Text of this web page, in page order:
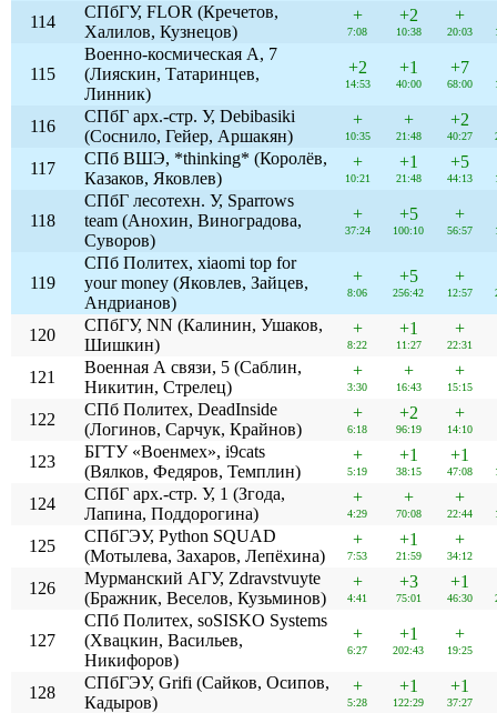
114
СПбГУ, FLOR (Кречетов,
Халилов, Кузнецов)
+
7:08
+2
10:38
+
20:03
115
Военно-космическая А, 7
(Лияскин, Татаринцев,
Линник)
+2
14:53
+1
40:00
+7
68:00
116
СПбГ арх.-стр. У, Debibasiki
(Соснило, Гейер, Аршакян)
+
10:35
+
21:48
+2
40:27
117
СПб ВШЭ, *thinking* (Королёв,
Казаков, Яковлев)
+
10:21
+1
21:48
+5
44:13
118
СПбГ лесотехн. У, Sparrows
team (Анохин, Виноградова,
Суворов)
+
37:24
+5
100:10
+
56:57
119
СПб Политех, xiaomi top for
your money (Яковлев, Зайцев,
Андрианов)
+
8:06
+5
256:42
+
12:57
120
СПбГУ, NN (Калинин, Ушаков,
Шишкин)
+
8:22
+1
11:27
+
22:31
121
Военная А связи, 5 (Саблин,
Никитин, Стрелец)
+
3:30
+
16:43
+
15:15
122
СПб Политех, DeadInside
(Логинов, Сарчук, Крайнов)
+
6:18
+2
96:19
+
14:10
123
БГТУ «Военмех», i9cats
(Вялков, Федяров, Темплин)
+
5:19
+1
38:15
+1
47:08
124
СПбГ арх.-стр. У, 1 (Згода,
Лапина, Поддорогина)
+
4:29
+
70:08
+
22:44
125
СПбГЭУ, Python SQUAD
(Мотылева, Захаров, Лепёхина)
+
7:53
+1
21:59
+
34:12
126
Мурманский АГУ, Zdravstvuyte
(Бражник, Веселов, Кузьминов)
+
4:41
+3
75:01
+1
46:30
127
СПб Политех, soSISKO Systems
(Хвацкин, Васильев,
Никифоров)
+
6:27
+1
202:43
+
19:25
128
СПбГЭУ, Grifi (Сайков, Осипов,
Кадыров)
+
5:28
+1
122:29
+1
37:27